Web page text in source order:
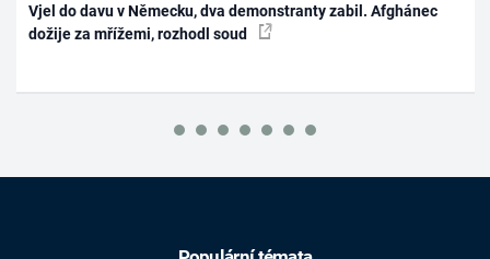
Vjel do davu v Německu, dva demonstranty zabil. Afghánec
dožije za mřížemi, rozhodl soud